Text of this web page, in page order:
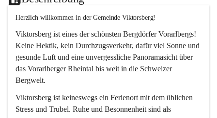
Herzlich willkommen in der Gemeinde Viktorsberg!
Viktorsberg ist eines der schönsten Bergdörfer Vorarlbergs!
Keine Hektik, kein Durchzugsverkehr, dafür viel Sonne und
gesunde Luft und eine unvergessliche Panoramasicht über
das Vorarlberger Rheintal bis weit in die Schweizer
Bergwelt.
Viktorsberg ist keineswegs ein Ferienort mit dem üblichen
Stress und Trubel. Ruhe und Besonnenheit sind als